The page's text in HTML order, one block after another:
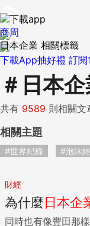
下載App抽好禮 訂閱
商周
日本企業 相關標籤
＃ 日本
共有 9589 則相關文
相關主題
#世界紀錄 #泡沫
財經
為什麼日本企
同時也有像豐田那